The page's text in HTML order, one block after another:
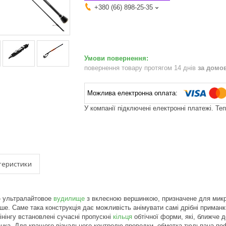
+380 (66) 898-25-35
повернення товару протягом 14 днів за
У компанії підключені електронні платежі.
ультралайтовое вудилище з вклеєною вершинкою, призначене для
Саме така конструкція дає можливість анімувати самі дрібні
встановлені сучасні пропускні кільця обтічної форми, які, ближче